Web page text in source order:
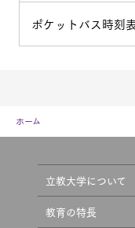
ポケットバス時刻
ホーム
立教大学について
教育の特長